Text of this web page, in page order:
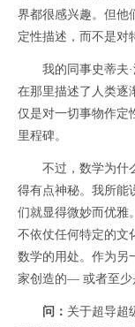
界都很感兴趣。但他
定性描述，而不是对
我的同事史蒂夫
在那里描述了人类逐
仅是对一切事物作定
里程碑。
不过，数学为什么
得有点神秘。我所能
们就显得微妙而优雅
不依仗任何特定的文
数学的用处。作为另
家创造的— 或者至少
问： 关于超导超